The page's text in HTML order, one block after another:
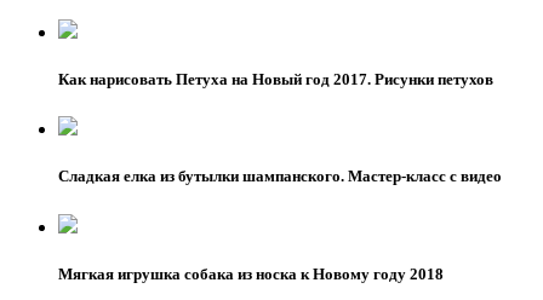
Как нарисовать Петуха на Новый год 2017. Рисунки петухов
Сладкая елка из бутылки шампанского. Мастер-класс с видео
Мягкая игрушка собака из носка к Новому году 2018